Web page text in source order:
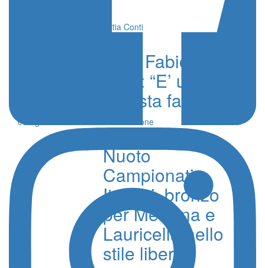
22 Luglio 2021 - Marco Mattia Conti
Messina Volley, Fabio Vinci
nuovo dirigente: “E’ un onore
far parte di questa famiglia”
06 Agosto 2026 - 23:53 - Redazione
Nuoto
Campionati
Italiani, bronzo
per Messina e
Lauricella nello
stile libero